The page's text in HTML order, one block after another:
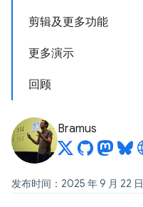
剪辑及更多功能
更多演示
回顾
Bramus
发布时间：2025 年 9 月 22 日